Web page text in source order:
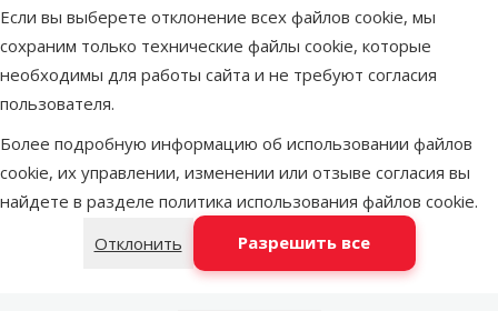
Если вы выберете отклонение всех файлов cookie, мы
сохраним только технические файлы cookie, которые
необходимы для работы сайта и не требуют согласия
пользователя.
Более подробную информацию об использовании файлов
cookie, их управлении, изменении или отзыве согласия вы
найдете в разделе политика использования файлов cookie.
Отклонить
Разрешить все
🛍️
В наличии
Корм для птиц
– Versele-Laga
Prestige
Оценка 0%